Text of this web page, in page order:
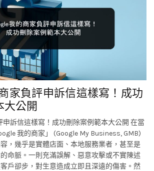
家負評申訴信這樣寫！成功
大公開
申訴信這樣寫！成功刪除案例範本大公開 在當
我的商家」 (Google My Business, GMB)
，幾乎是實體店面、本地服務業者，甚至是
命脈。一則充滿誤解、惡意攻擊或不實陳述
戶卻步，對生意造成立即且深遠的傷害。然